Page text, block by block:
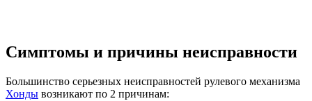
Симптомы и причины неисправности
Большинство серьезных неисправностей рулевого механизма
Хонды возникают по 2 причинам: